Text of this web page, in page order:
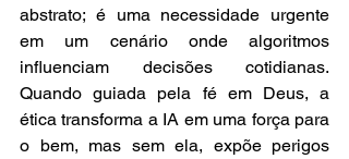
abstrato; é uma necessidade urgente
em um cenário onde algoritmos
influenciam decisões cotidianas.
Quando guiada pela fé em Deus, a
ética transforma a IA em uma força para
o bem, mas sem ela, expõe perigos